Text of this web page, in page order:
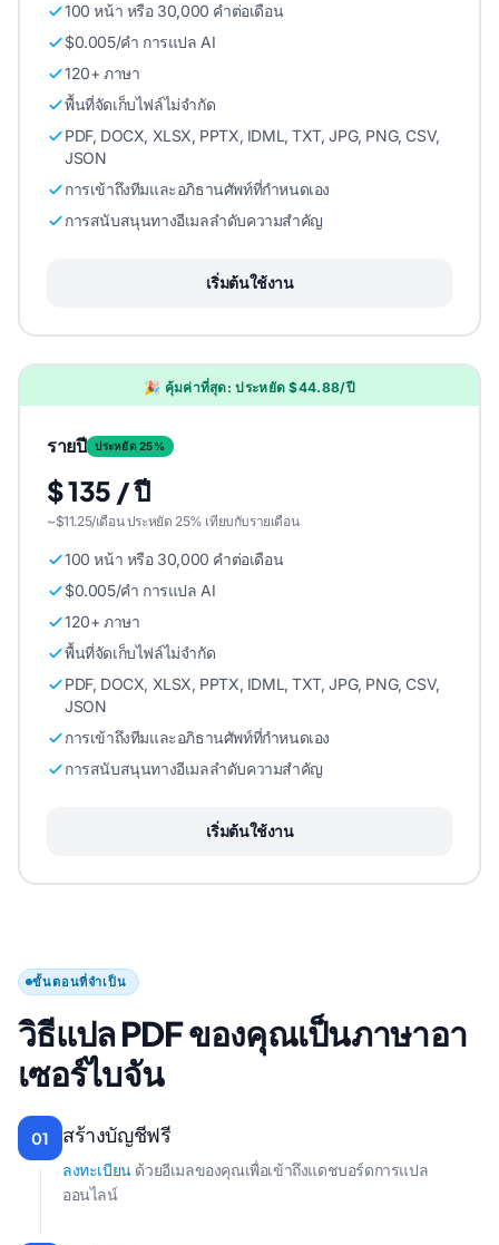
100 หน้า หรือ 30,000 คําต่อเดือน
$0.005/คํา การแปล AI
120+ ภาษา
พื้นที่จัดเก็บไฟล์ไม่จํากัด
PDF, DOCX, XLSX, PPTX, IDML, TXT, JPG, PNG, CSV,
JSON
การเข้าถึงทีมและอภิธานศัพท์ที่กําหนดเอง
การสนับสนุนทางอีเมลลําดับความสําคัญ
เริ่มต้นใช้งาน
🎉 คุ้มค่าที่สุด: ประหยัด $44.88/ปี
รายปี ประหยัด 25%
$ 135 / ปี
~$11.25/เดือน ประหยัด 25% เทียบกับรายเดือน
100 หน้า หรือ 30,000 คําต่อเดือน
$0.005/คํา การแปล AI
120+ ภาษา
พื้นที่จัดเก็บไฟล์ไม่จํากัด
PDF, DOCX, XLSX, PPTX, IDML, TXT, JPG, PNG, CSV,
JSON
การเข้าถึงทีมและอภิธานศัพท์ที่กําหนดเอง
การสนับสนุนทางอีเมลลําดับความสําคัญ
เริ่มต้นใช้งาน
ขั้นตอนที่จำเป็น
วิธีแปล PDF ของคุณเป็นภาษาอา
เซอร์ไบจัน
01 สร้างบัญชีฟรี
ลงทะเบียนด้วยอีเมลของคุณเพื่อเข้าถึงแดชบอร์ดการแปล
ออนไลน์